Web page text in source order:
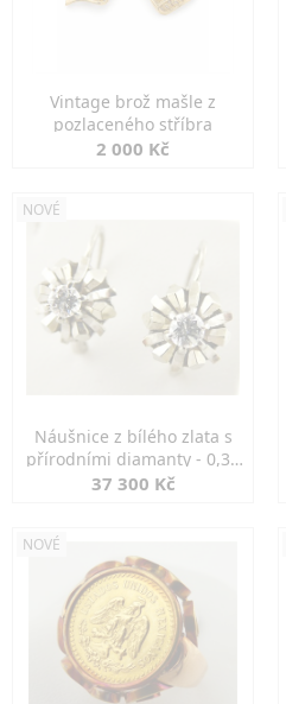
Vintage brož mašle z
pozlaceného stříbra
2 000 Kč
NOVÉ
Náušnice z bílého zlata s
přírodními diamanty - 0,30
ct
37 300 Kč
NOVÉ